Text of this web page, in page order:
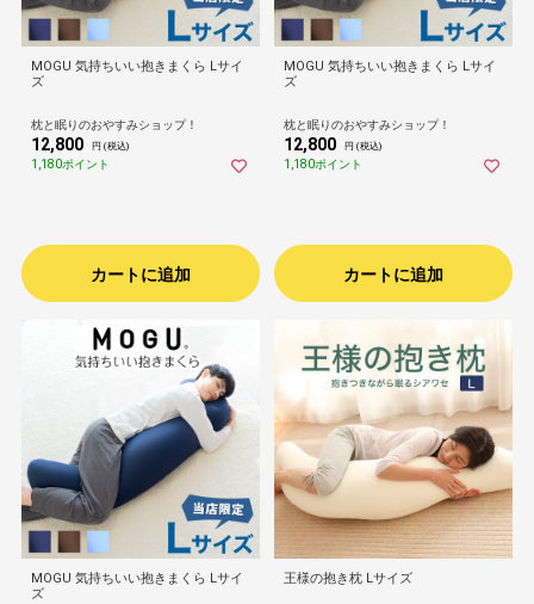
MOGU 気持ちいい抱きまくら Lサイ
ズ
枕と眠りのおやすみショップ！
12,800 円 (税込)
1,180ポイント
カートに追加
MOGU 気持ちいい抱きまくら Lサイ
ズ
枕と眠りのおやすみショップ！
12,800 円 (税込)
1,180ポイント
カートに追加
MOGU 気持ちいい抱きまくら Lサイ
ズ
王様の抱き枕 Lサイズ